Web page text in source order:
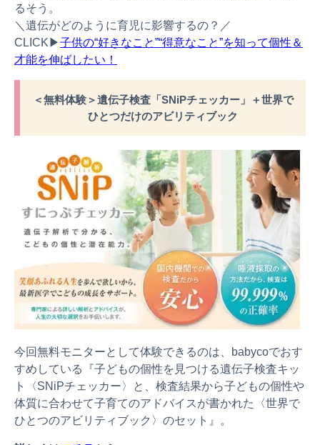
るそう。
＼遺伝がどのように育児に影響するの？／
CLICK▶︎子供の“好きなこと”“得意なこと”を知って個性＆
才能を伸ばしたい！
＜無料体験＞遺伝子検査「SNiPチェッカー」＋世界で
ひとつだけのアビリティブック
今回無料モニターとして体験できるのは、babycoでおす
すめしている『子どもの個性を見つける遺伝子検査キッ
ト〈SNiPチェッカー〉と、検査結果から子どもの個性や
体質に合わせて子育てのアドバイスが書かれた〈世界で
ひとつのアビリティブック〉のセット』。